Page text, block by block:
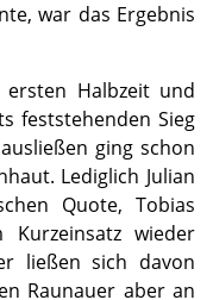
war das Ergebnis
Halbzeit und
feststehenden Sieg
ging schon
Lediglich Julian
Quote, Tobias
wieder
ließen sich davon
Raunauer aber an